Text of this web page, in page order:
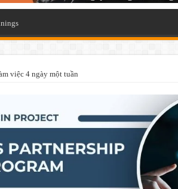
việc 4 ngày một tuần